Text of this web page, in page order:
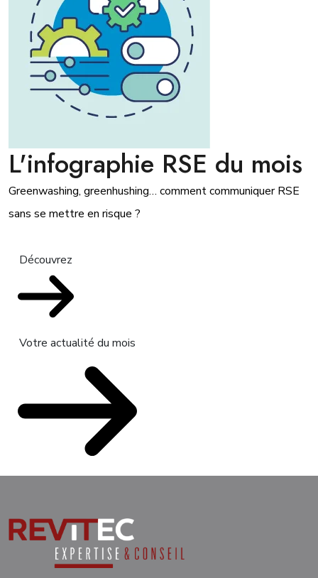
L'infographie RSE du mois
Greenwashing, greenhushing… comment communiquer RSE
sans se mettre en risque ?
Découvrez
Votre actualité du mois